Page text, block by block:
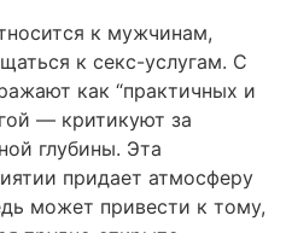
к мужчинам,
к секс-услугам. С
как “практичных и
— критикуют за
глубины. Эта
придает атмосферу
может привести к тому,